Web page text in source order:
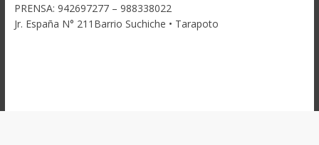
PRENSA: 942697277 – 988338022
Jr. España N° 211Barrio Suchiche • Tarapoto